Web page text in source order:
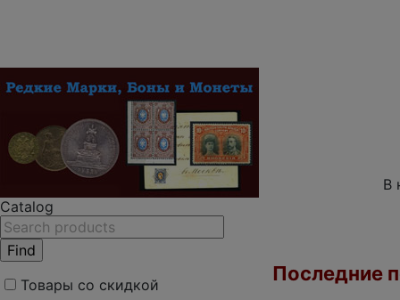
Catalog
Товары со скидкой
В
Последние